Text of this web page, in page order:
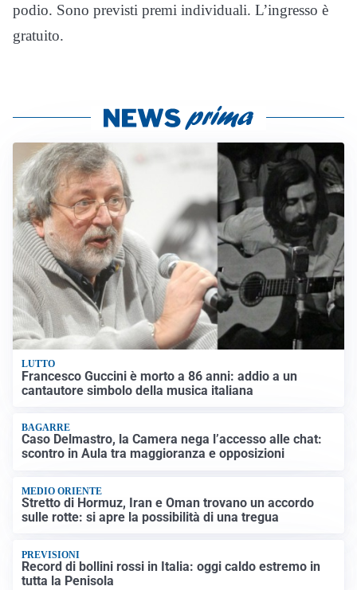
podio. Sono previsti premi individuali. L’ingresso è
gratuito.
LUTTO
Francesco Guccini è morto a 86 anni: addio a un
cantautore simbolo della musica italiana
BAGARRE
Caso Delmastro, la Camera nega l’accesso alle chat:
scontro in Aula tra maggioranza e opposizioni
MEDIO ORIENTE
Stretto di Hormuz, Iran e Oman trovano un accordo
sulle rotte: si apre la possibilità di una tregua
PREVISIONI
Record di bollini rossi in Italia: oggi caldo estremo in
tutta la Penisola